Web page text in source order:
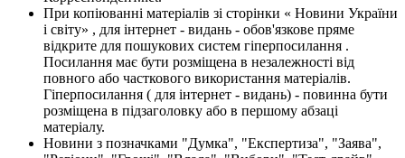
При копіюванні матеріалів зі сторінки « Новини України
і світу» , для інтернет - видань - обов'язкове пряме
відкрите для пошукових систем гіперпосилання .
Посилання має бути розміщена в незалежності від
повного або часткового використання матеріалів.
Гіперпосилання ( для інтернет - видань) - повинна бути
розміщена в підзаголовку або в першому абзаці
матеріалу.
Новини з позначками "Думка", "Експертиза", "Заява",